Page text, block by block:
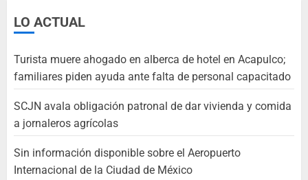
LO ACTUAL
Turista muere ahogado en alberca de hotel en Acapulco;
familiares piden ayuda ante falta de personal capacitado
SCJN avala obligación patronal de dar vivienda y comida
a jornaleros agrícolas
Sin información disponible sobre el Aeropuerto
Internacional de la Ciudad de México